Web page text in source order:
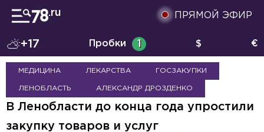
ПРЯМОЙ ЭФИР
+17 Пробки 1 $ €
МЕДИЦИНА ЛЕКАРСТВА ГОСЗАКУПКИ
ЛЕНОБЛАСТЬ АЛЕКСАНДР ДРОЗДЕНКО
В Ленобласти до конца года упростили
закупку товаров и услуг